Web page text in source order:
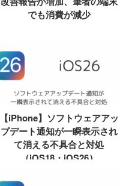
でも消費が減少
【iPhone】ソフトウェアアッ
プデート通知が一瞬表示され
て消える不具合と対処
（iOS18・iOS26）